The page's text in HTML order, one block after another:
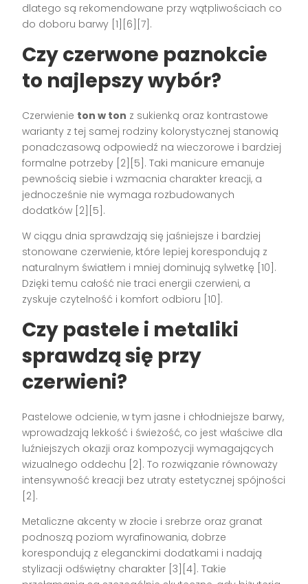
dlatego są rekomendowane przy wątpliwościach co
do doboru barwy [1][6][7].
Czy czerwone paznokcie
to najlepszy wybór?
Czerwienie ton w ton z sukienką oraz kontrastowe
warianty z tej samej rodziny kolorystycznej stanowią
ponadczasową odpowiedź na wieczorowe i bardziej
formalne potrzeby [2][5]. Taki manicure emanuje
pewnością siebie i wzmacnia charakter kreacji, a
jednocześnie nie wymaga rozbudowanych
dodatków [2][5].
W ciągu dnia sprawdzają się jaśniejsze i bardziej
stonowane czerwienie, które lepiej korespondują z
naturalnym światłem i mniej dominują sylwetkę [10].
Dzięki temu całość nie traci energii czerwieni, a
zyskuje czytelność i komfort odbioru [10].
Czy pastele i metaliki
sprawdzą się przy
czerwieni?
Pastelowe odcienie, w tym jasne i chłodniejsze barwy,
wprowadzają lekkość i świeżość, co jest właściwe dla
luźniejszych okazji oraz kompozycji wymagających
wizualnego oddechu [2]. To rozwiązanie równoważy
intensywność kreacji bez utraty estetycznej spójności
[2].
Metaliczne akcenty w złocie i srebrze oraz granat
podnoszą poziom wyrafinowania, dobrze
korespondują z eleganckimi dodatkami i nadają
stylizacji odświętny charakter [3][4]. Takie